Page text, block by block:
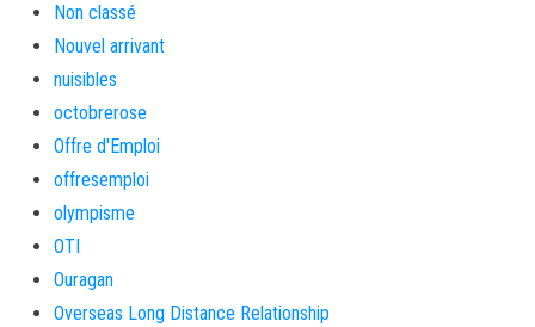
Non classé
Nouvel arrivant
nuisibles
octobrerose
Offre d'Emploi
offresemploi
olympisme
OTI
Ouragan
Overseas Long Distance Relationship